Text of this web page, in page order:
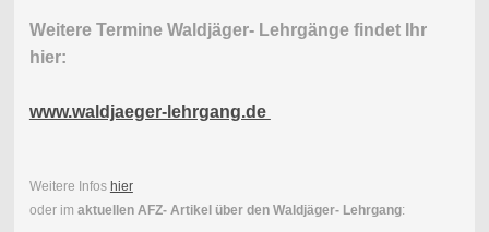
Weitere Termine Waldjäger- Lehrgänge findet Ihr
hier:
www.waldjaeger-lehrgang.de
Weitere Infos hier
oder im aktuellen AFZ- Artikel über den Waldjäger- Lehrgang: